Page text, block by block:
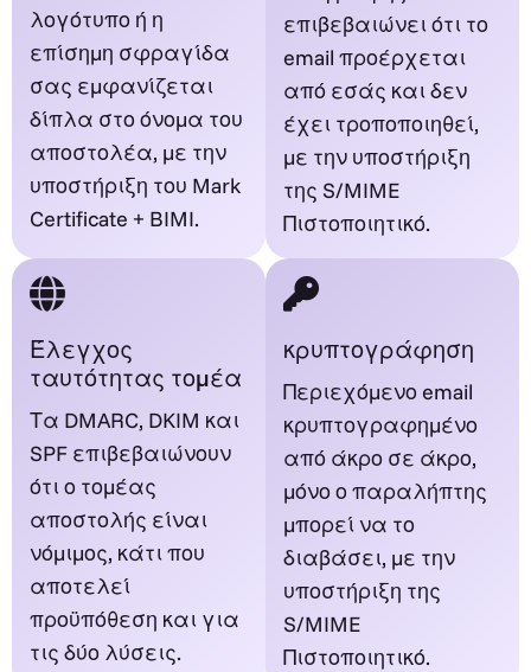
λογότυπο ή η
επίσημη σφραγίδα
σας εμφανίζεται
δίπλα στο όνομα του
αποστολέα, με την
υποστήριξη του Mark
Certificate + BIMI.
επιβεβαιώνει ότι το
email προέρχεται
από εσάς και δεν
έχει τροποποιηθεί,
με την υποστήριξη
της S/MIME
Πιστοποιητικό.
Έλεγχος
ταυτότητας τομέα
Τα DMARC, DKIM και
SPF επιβεβαιώνουν
ότι ο τομέας
αποστολής είναι
νόμιμος, κάτι που
αποτελεί
προϋπόθεση και για
τις δύο λύσεις.
κρυπτογράφηση
Περιεχόμενο email
κρυπτογραφημένο
από άκρο σε άκρο,
μόνο ο παραλήπτης
μπορεί να το
διαβάσει, με την
υποστήριξη της
S/MIME
Πιστοποιητικό.